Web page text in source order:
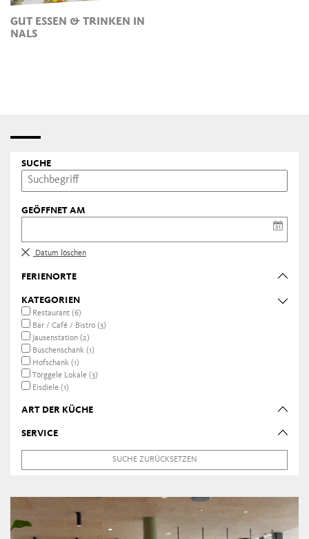
GUT ESSEN & TRINKEN IN
NALS
SUCHE
GEÖFFNET AM
Datum löschen
FERIENORTE
KATEGORIEN
Restaurant (6)
Bar / Café / Bistro (3)
Jausenstation (2)
Buschenschank (1)
Hofschank (1)
Törggele Lokale (3)
Eisdiele (1)
ART DER KÜCHE
SERVICE
SUCHE ZURÜCKSETZEN